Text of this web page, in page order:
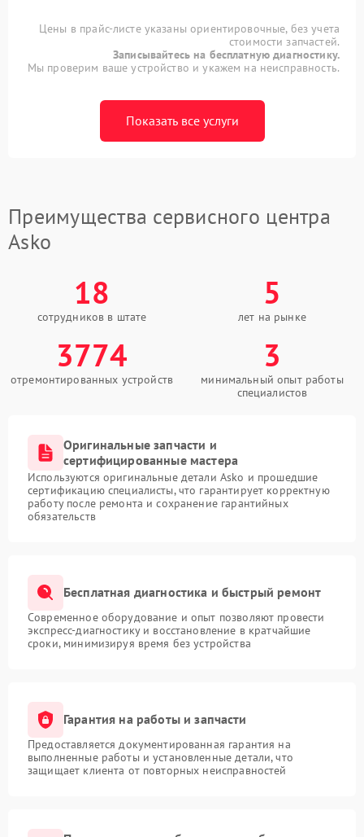
Цены в прайс-листе указаны ориентировочные, без учета
стоимости запчастей.
Записывайтесь на бесплатную диагностику.
Мы проверим ваше устройство и укажем на неисправность.
Показать все услуги
Преимущества сервисного центра
Asko
18
сотрудников в штате
5
лет на рынке
3774
отремонтированных устройств
3
минимальный опыт работы
специалистов
Оригинальные запчасти и
сертифицированные мастера
Используются оригинальные детали Asko и прошедшие
сертификацию специалисты, что гарантирует корректную
работу после ремонта и сохранение гарантийных
обязательств
Бесплатная диагностика и быстрый ремонт
Современное оборудование и опыт позволяют провести
экспресс-диагностику и восстановление в кратчайшие
сроки, минимизируя время без устройства
Гарантия на работы и запчасти
Предоставляется документированная гарантия на
выполненные работы и установленные детали, что
защищает клиента от повторных неисправностей